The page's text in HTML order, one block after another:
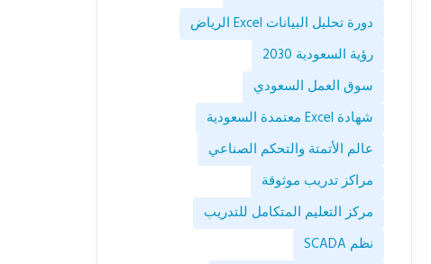
دورة تحليل البيانات Excel الرياض
رؤية السعودية 2030
سوق العمل السعودي
شهادة Excel معتمدة السعودية
عالم الأتمتة والتحكم الصناعي
مراكز تدريب موثوقة
مركز التعليم المتكامل للتدريب
نظم SCADA